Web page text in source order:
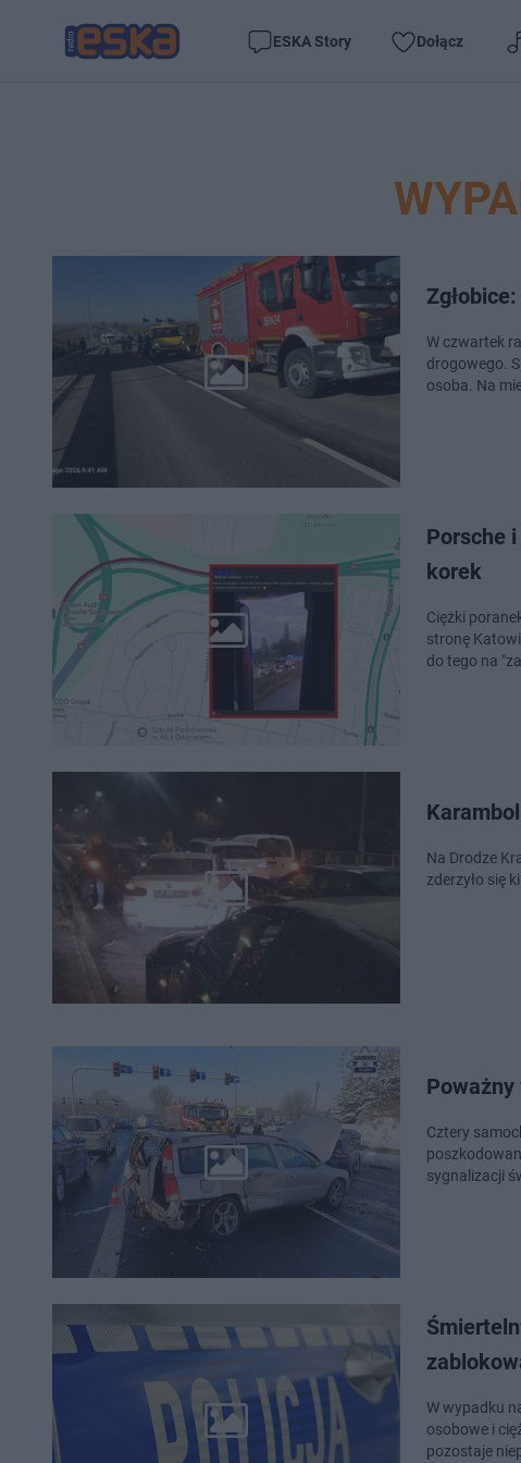
ESKA Story Dołącz
W czwartek
drogowego.
osoba. Na
Porsche
korek
Ciężki
stronę
do tego na
Na Drodze
zderzyło się
Poważny
Cztery
sygnalizacji
W wypadku
osobowe i
pozostaje